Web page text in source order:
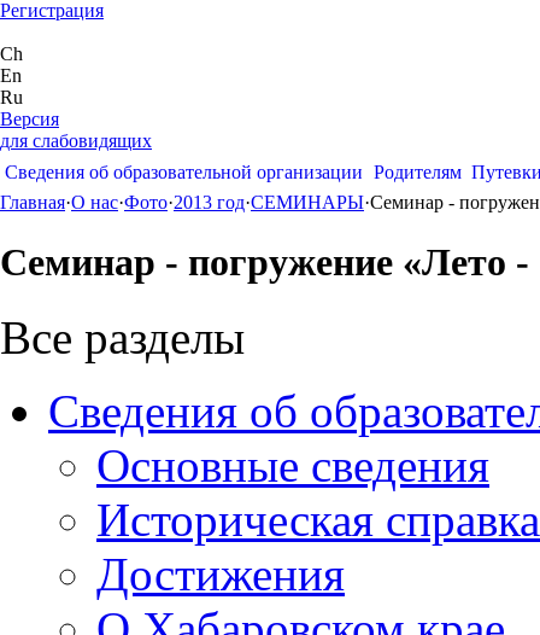
Регистрация
Ch
En
Ru
Версия
для слабовидящих
Сведения об образовательной организации Родителям
Главная·О нас·Фото·2013 год·СЕМИНАРЫ·Семинар -
Семинар - погружение «Лето -
Все разделы
Сведения об
Основные сведения
Историческая справка
Достижения